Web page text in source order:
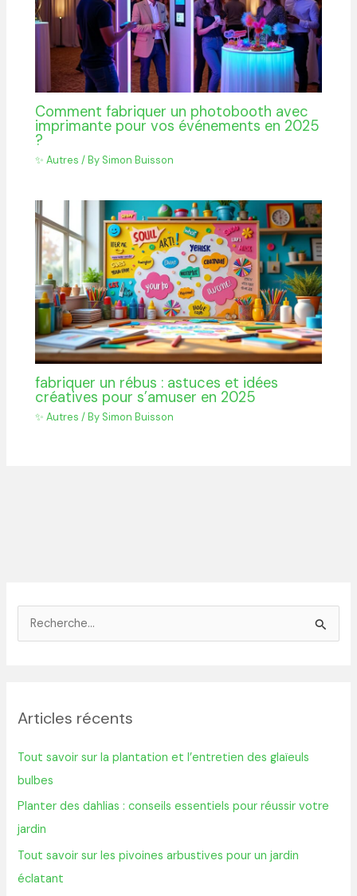
Comment fabriquer un photobooth avec
imprimante pour vos événements en 2025
?
✨ Autres / By Simon Buisson
fabriquer un rébus : astuces et idées
créatives pour s’amuser en 2025
✨ Autres / By Simon Buisson
e
c
h
e
r
:
Articles récents
Tout savoir sur la plantation et l’entretien des glaïeuls
bulbes
Planter des dahlias : conseils essentiels pour réussir votre
jardin
Tout savoir sur les pivoines arbustives pour un jardin
éclatant